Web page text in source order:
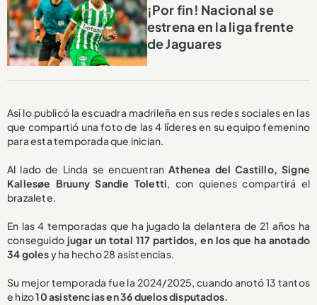
¡Por fin! Nacional se
estrena en la liga frente
de Jaguares
Así lo publicó la escuadra madrileña en sus redes sociales en las
que compartió una foto de las 4 líderes en su equipo femenino
para esta temporada que inician.
Al lado de Linda se encuentranAthenea del Castillo, Signe
Kallesøe Bruuny Sandie Toletti, con quienes compartirá el
brazalete.
En las 4 temporadas que ha jugado la delantera de 21 años ha
conseguido jugar un total 117 partidos, en los que ha anotado
34 golesy ha hecho 28 asistencias.
Su mejor temporada fue la 2024/2025, cuando anotó 13 tantos
e hizo10 asistencias en 36 duelos disputados.